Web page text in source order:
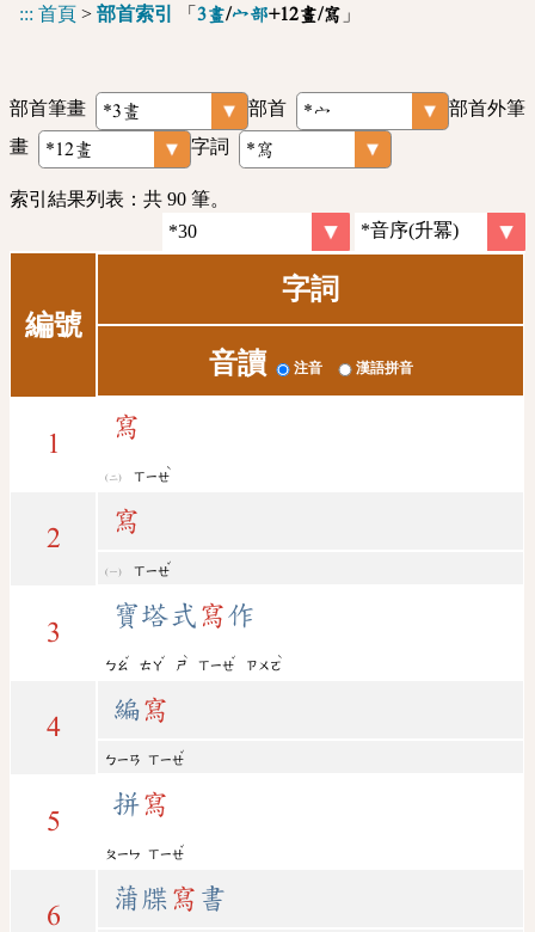
::: 首頁 > 部首索引 「 3畫/宀部+12畫/寫 」
部首筆畫 部首
部首外筆
畫
字詞
索引結果列表：共 90 筆。
編號
字詞
音讀 注音 漢語拼音
1
寫
ㄒㄧㄝ
ˋ
2
寫
ㄒㄧㄝ
ˇ
3
寶塔式 寫作
ㄅㄠ
ˇ
ㄊㄚ
ˇ
ㄕ
ˋ
ㄒㄧㄝ
ˇ
ㄗㄨㄛ
ˋ
4
編寫
ㄅㄧㄢ ㄒㄧㄝ
ˇ
5
拼寫
ㄆㄧㄣ ㄒㄧㄝ
ˇ
6
蒲牒 寫 書